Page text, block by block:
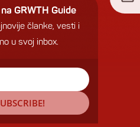
GRWTH Guide
članke, vesti i
u svoj inbox.